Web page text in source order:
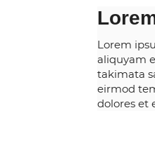
Lorem
aliquyam
takimata
eirmod
dolores et